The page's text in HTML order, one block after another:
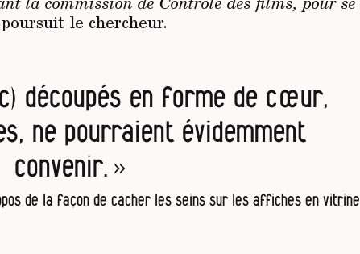
le chercheur.
découpés en forme de cœur,
ne pourraient évidemment
convenir. »
de la façon de cacher les seins sur les affiches en vitrine